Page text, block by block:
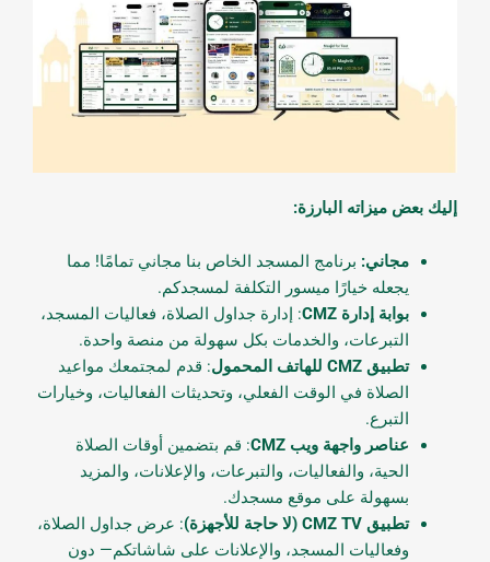
إليك بعض ميزاته البارزة:
مجاني: برنامج المسجد الخاص بنا مجاني تمامًا! مما
يجعله خيارًا ميسور التكلفة لمسجدكم.
بوابة إدارة CMZ
: إدارة جداول الصلاة، فعاليات المسجد،
التبرعات، والخدمات بكل سهولة من منصة واحدة.
تطبيق CMZ للهاتف المحمول
: قدم لمجتمعك مواعيد
الصلاة في الوقت الفعلي، وتحديثات الفعاليات، وخيارات
التبرع.
عناصر واجهة ويب CMZ
: قم بتضمين أوقات الصلاة
الحية، والفعاليات، والتبرعات، والإعلانات، والمزيد
بسهولة على موقع مسجدك.
تطبيق CMZ TV (لا حاجة للأجهزة)
: عرض جداول الصلاة،
وفعاليات المسجد، والإعلانات على شاشاتكم— دون